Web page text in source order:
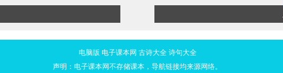
电脑版 电子课本网 古诗大全 诗句大全
声明：电子课本网不存储课本，导航链接均来源网络。